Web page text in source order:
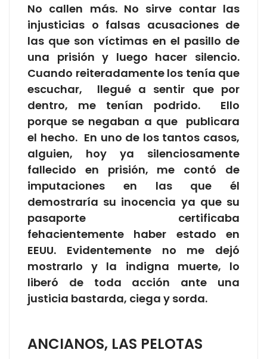
No callen más. No sirve contar las
injusticias o falsas acusaciones de
las que son víctimas en el pasillo de
una prisión y luego hacer silencio.
Cuando reiteradamente los tenía que
escuchar, llegué a sentir que por
dentro, me tenían podrido. Ello
porque se negaban a que publicara
el hecho. En uno de los tantos casos,
alguien, hoy ya silenciosamente
fallecido en prisión, me contó de
imputaciones en las que él
demostraría su inocencia ya que su
pasaporte certificaba
fehacientemente haber estado en
EEUU. Evidentemente no me dejó
mostrarlo y la indigna muerte, lo
liberó de toda acción ante una
justicia bastarda, ciega y sorda.
ANCIANOS, LAS PELOTAS